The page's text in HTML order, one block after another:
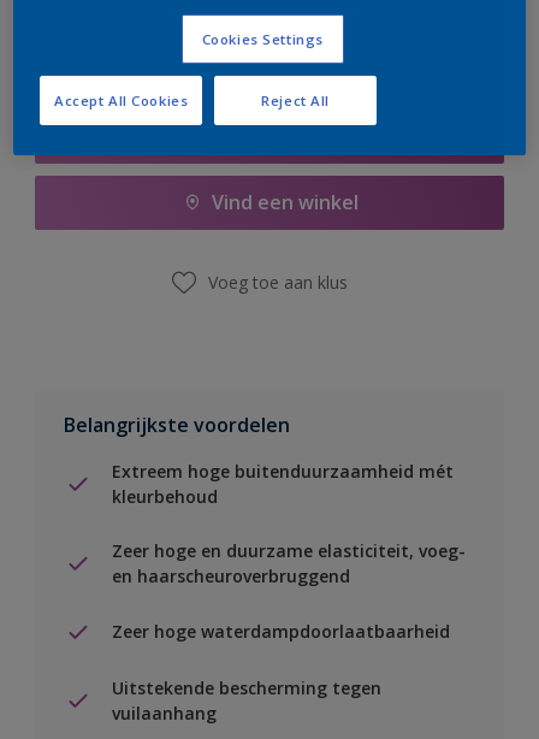
Vind een winkel
Voeg toe aan klus
Belangrijkste voordelen
Extreem hoge buitenduurzaamheid mét
kleurbehoud
Zeer hoge en duurzame elasticiteit, voeg-
en haarscheuroverbruggend
Zeer hoge waterdampdoorlaatbaarheid
Uitstekende bescherming tegen
vuilaanhang
Cookies Settings
Reject All
Accept All Cookies